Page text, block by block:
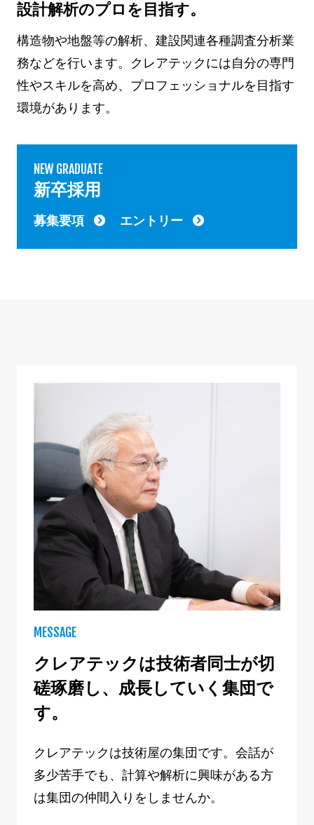
設計解析のプロを目指す。
構造物や地盤等の解析、建設関連各種調査分析業
務などを行います。
クレアテックには自分の専門
性やスキルを高め、プロフェッショナルを目指す
環境があります。
NEW GRADUATE
新卒採用
募集要項 エントリー
MESSAGE
クレアテックは技術者同士が切
磋琢磨し、成長していく集団で
す。
クレアテックは技術屋の集団です。会話が
多少苦⼿でも、計算や解析に興味がある⽅
は集団の仲間⼊りをしませんか。